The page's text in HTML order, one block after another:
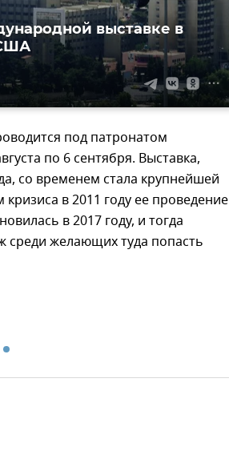
выставке в
под патронатом
по 6 сентября. Выставка,
со временем стала крупнейшей
в 2011 году ее проведение
в 2017 году, и тогда
среди желающих туда попасть